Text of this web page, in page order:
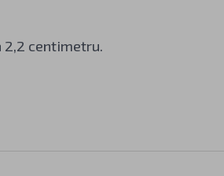
2,2 centimetru.